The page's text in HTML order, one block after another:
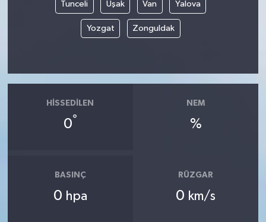
Tunceli Uşak Van Yalova
Yozgat Zonguldak
HISSEDILEN
0°
NEM
%
BASINÇ
0 hpa
RÜZGAR
0 km/s